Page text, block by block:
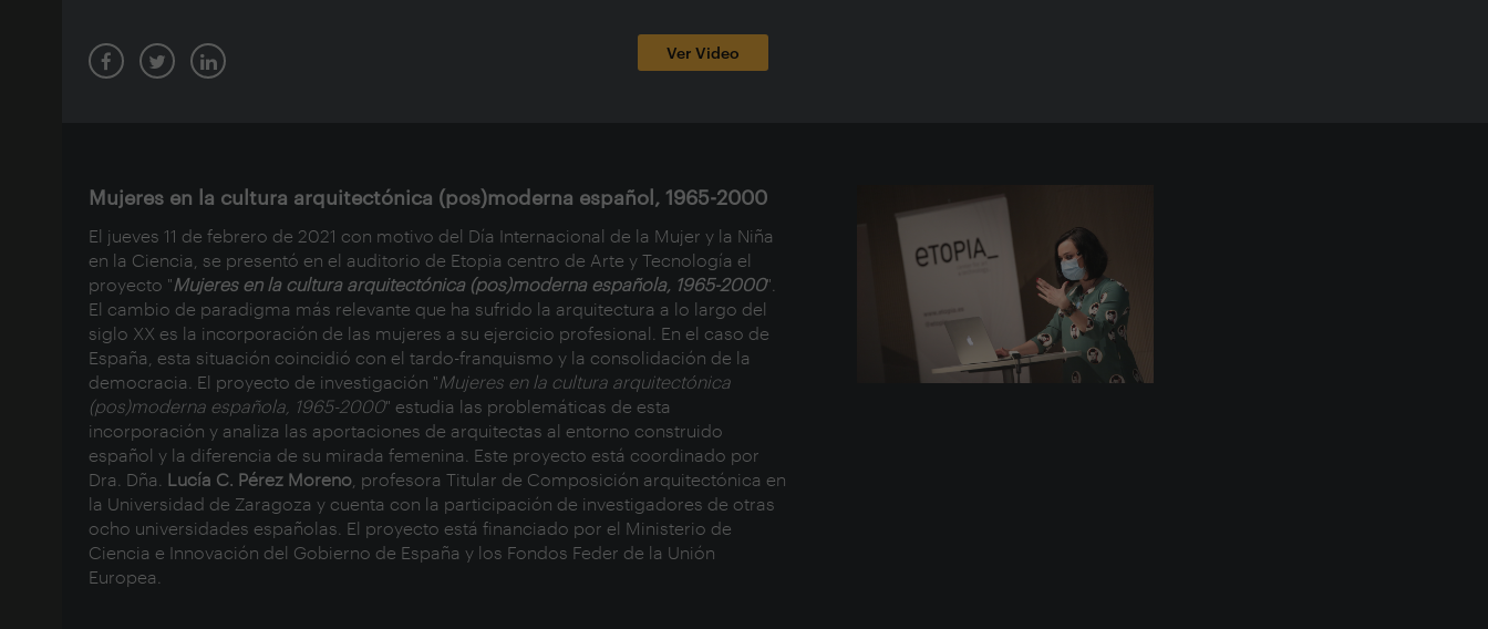
Ver Video
Mujeres en la cultura arquitectónica (pos)moderna español, 1965-2000
El jueves 11 de febrero de 2021 con motivo del Día Internacional de la Mujer y la Niña
en la Ciencia, se presentó en el auditorio de Etopia centro de Arte y Tecnología el
proyecto "Mujeres en la cultura arquitectónica (pos)moderna española, 1965-2000".
El cambio de paradigma más relevante que ha sufrido la arquitectura a lo largo del
siglo XX es la incorporación de las mujeres a su ejercicio profesional. En el caso de
España, esta situación coincidió con el tardo-franquismo y la consolidación de la
democracia. El proyecto de investigación "Mujeres en la cultura arquitectónica
(pos)moderna española, 1965-2000" estudia las problemáticas de esta
incorporación y analiza las aportaciones de arquitectas al entorno construido
español y la diferencia de su mirada femenina. Este proyecto está coordinado por
Dra. Dña. Lucía C. Pérez Moreno , profesora Titular de Composición arquitectónica en
la Universidad de Zaragoza y cuenta con la participación de investigadores de otras
ocho universidades españolas. El proyecto está financiado por el Ministerio de
Ciencia e Innovación del Gobierno de España y los Fondos Feder de la Unión
Europea.